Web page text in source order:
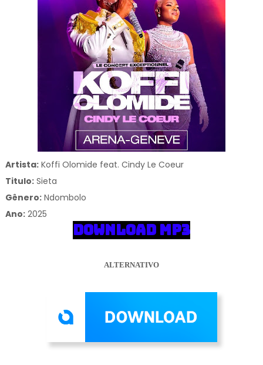
Artista:Koffi Olomide feat. Cindy Le Coeur
Titulo:Sieta
Gênero: Ndombolo
Ano:2025
DOWNLOAD MP3
ALTERNATIVO